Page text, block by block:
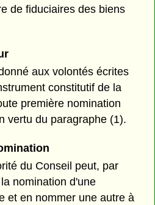
de fiduciaires des biens
aux volontés écrites
constitutif de la
première nomination
vertu du paragraphe (1).
du Conseil peut, par
nomination d'une
et en nommer une autre à